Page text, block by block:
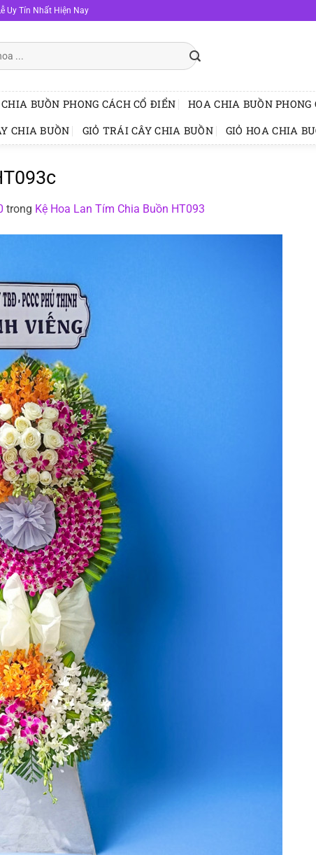
Uy Tín Nhất Hiện Nay
BUỒN PHONG CÁCH CỔ ĐIỂN HOA CHIA BUỒN
CHIA BUỒN
GIỎ TRÁI CÂY CHIA BUỒN GIỎ HOA CHIA
trong Kệ Hoa Lan Tím Chia Buồn HT093